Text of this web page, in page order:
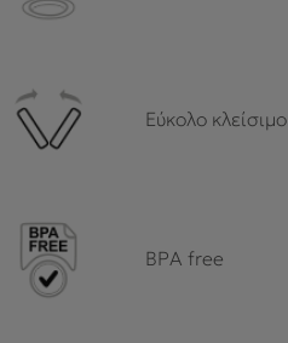
Εύκολο κλείσιμο
BPA free